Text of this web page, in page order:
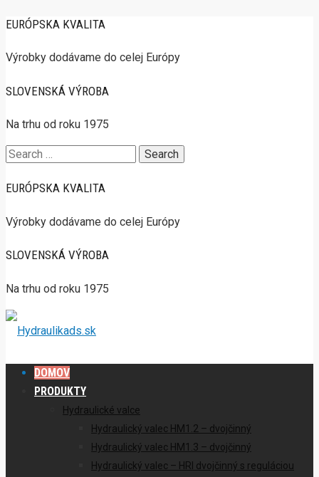
EURÓPSKA KVALITA
Výrobky dodávame do celej Európy
SLOVENSKÁ VÝROBA
Na trhu od roku 1975
Search
EURÓPSKA KVALITA
Výrobky dodávame do celej Európy
SLOVENSKÁ VÝROBA
Na trhu od roku 1975
DOMOV
PRODUKTY
Hydraulické valce
Hydraulický valec HM1.2 – dvojčinný
Hydraulický valec HM1.3 – dvojčinný
Hydraulický valec – HRI dvojčinný s reguláciou